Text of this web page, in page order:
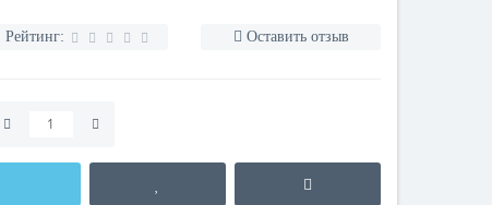
Рейтинг: Оставить отзыв